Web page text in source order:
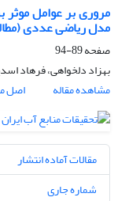
مروری بر عوامل موثر
مدل ریاضی عددی
صفحه89-94
بهزاد دلخواهی، فرهاد
مشاهده مقاله
اصل
مقالات آماده انتشار
شماره جاری